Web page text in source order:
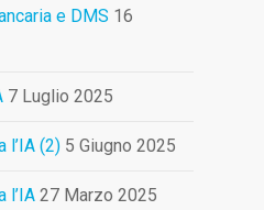
e DMS 16
7 Luglio 2025
l’IA (2) 5 Giugno 2025
l’IA 27 Marzo 2025